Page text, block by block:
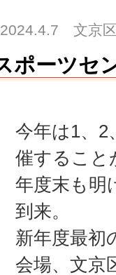
2024.4.7 文京
ーツセ
今年は1、2
催すること
年度末も明
到来。
新年度最初
会場、文京